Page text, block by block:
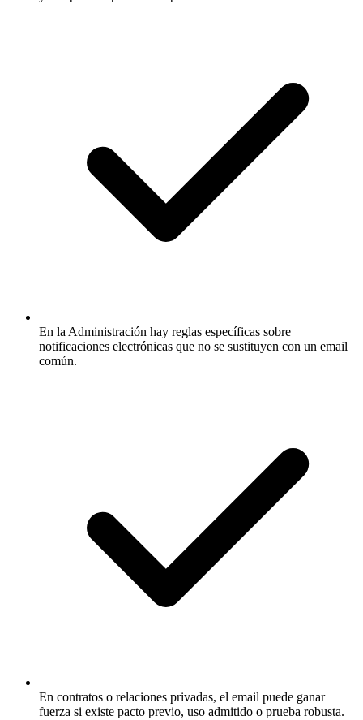
En la Administración hay reglas específicas sobre
notificaciones electrónicas que no se sustituyen con un email
común.
En contratos o relaciones privadas, el email puede ganar
fuerza si existe pacto previo, uso admitido o prueba robusta.